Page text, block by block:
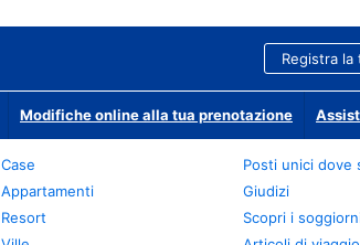
Registra
Modifiche online alla tua prenotazione
Case
Appartamenti
Resort
Posti unici dove
Giudizi
Scopri i